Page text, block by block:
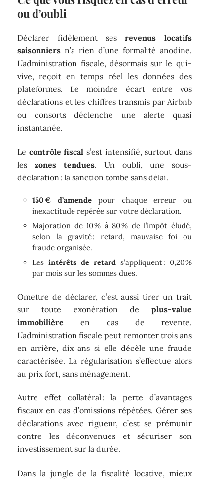
ou d’oubli
Déclarer fidèlement sesrevenus locatifs
saisonniers n’a rien d’une formalité anodine.
L’administration fiscale, désormais sur le qui-
vive, reçoit en temps réel les données des
plateformes. Le moindre écart entre vos
déclarations et les chiffres transmis par Airbnb
ou consorts déclenche une alerte quasi
instantanée.
Le contrôle fiscal s’est intensifié, surtout dans
leszones tendues. Un oubli, une sous-
déclaration : la sanction tombe sans délai.
150 € d’amendepour chaque erreur ou
inexactitude repérée sur votre déclaration.
Majoration de 10 % à 80 % de l’impôt éludé,
selon la gravité : retard, mauvaise foi ou
fraude organisée.
Lesintérêts de retards’appliquent : 0,20 %
par mois sur les sommes dues.
Omettre de déclarer, c’est aussi tirer un trait
sur toute exonération de plus-value
immobilière en cas de revente.
L’administration fiscale peut remonter trois ans
en arrière, dix ans si elle décèle une fraude
caractérisée. La régularisation s’effectue alors
au prix fort, sans ménagement.
Autre effet collatéral : la perte d’avantages
fiscaux en cas d’omissions répétées. Gérer ses
déclarations avec rigueur, c’est se prémunir
contre les déconvenues et sécuriser son
investissement sur la durée.
Dans la jungle de la fiscalité locative, mieux